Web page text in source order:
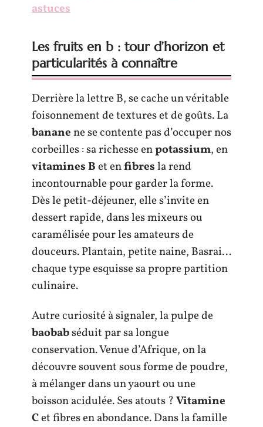
astuces
Les fruits en b : tour d’horizon et
particularités à connaître
Derrière la lettre B, se cache un véritable
foisonnement de textures et de goûts. La
bananene se contente pas d’occuper nos
corbeilles : sa richesse enpotassium, en
vitamines Bet enfibresla rend
incontournable pour garder la forme.
Dès le petit-déjeuner, elle s’invite en
dessert rapide, dans les mixeurs ou
caramélisée pour les amateurs de
douceurs. Plantain, petite naine, Basrai…
chaque type esquisse sa propre partition
culinaire.
Autre curiosité à signaler, la pulpe de
baobabséduit par sa longue
conservation. Venue d’Afrique, on la
découvre souvent sous forme de poudre,
à mélanger dans un yaourt ou une
boisson acidulée. Ses atouts ?Vitamine
Cet fibres en abondance. Dans la famille